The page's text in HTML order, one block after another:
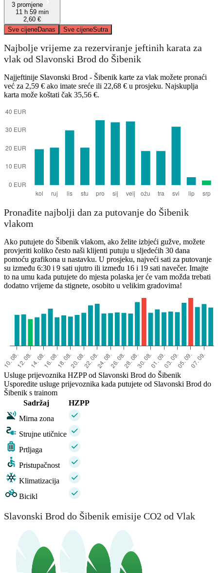
3 promjene
11 h 59 min
2,60 €
Sve cijeneDanas Sve cijeneSutra
Najbolje vrijeme za rezerviranje jeftinih karata za
vlak od Slavonski Brod do Šibenik
Najjeftinije Slavonski Brod - Šibenik karte za vlak možete pronaći
već za 2,59 € ako imate sreće ili 22,68 € u prosjeku. Najskuplja
karta može koštati čak 35,56 €.
Pronađite najbolji dan za putovanje do Šibenik
vlakom
Ako putujete do Šibenik vlakom, ako želite izbjeći gužve, možete
provjeriti koliko često naši klijenti putuju u sljedećih 30 dana
pomoću grafikona u nastavku. U prosjeku, najveći sati za putovanje
su između 6:30 i 9 sati ujutro ili između 16 i 19 sati navečer. Imajte
to na umu kada putujete do mjesta polaska jer će vam možda trebati
dodatno vrijeme da stignete, osobito u velikim gradovima!
Usluge prijevoznika HZPP od Slavonski Brod do Šibenik
Usporedite usluge prijevoznika kada putujete od Slavonski Brod do
Šibenik s trainom
Sadržaj
HZPP
Mirna zona
Strujne utičnice
Prtljaga
Pristupačnost
Klimatizacija
Bicikl
Slavonski Brod do Šibenik emisije CO2 od Vlak